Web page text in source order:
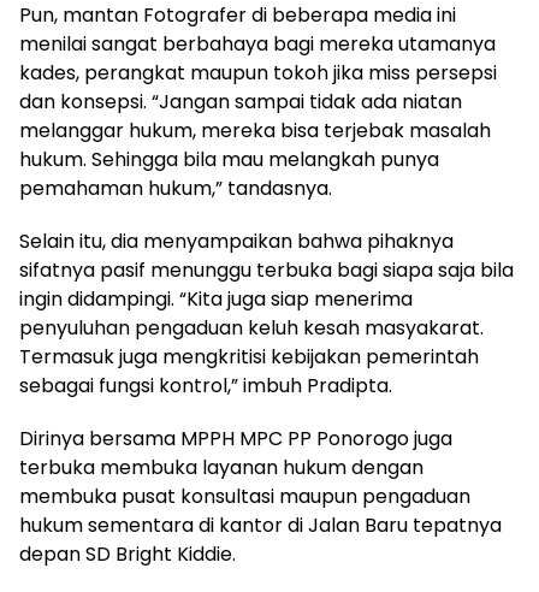
Pun, mantan Fotografer di beberapa media ini
menilai sangat berbahaya bagi mereka utamanya
kades, perangkat maupun tokoh jika miss persepsi
dan konsepsi. “Jangan sampai tidak ada niatan
melanggar hukum, mereka bisa terjebak masalah
hukum. Sehingga bila mau melangkah punya
pemahaman hukum,” tandasnya.
Selain itu, dia menyampaikan bahwa pihaknya
sifatnya pasif menunggu terbuka bagi siapa saja bila
ingin didampingi. “Kita juga siap menerima
penyuluhan pengaduan keluh kesah masyakarat.
Termasuk juga mengkritisi kebijakan pemerintah
sebagai fungsi kontrol,” imbuh Pradipta.
Dirinya bersama MPPH MPC PP Ponorogo juga
terbuka membuka layanan hukum dengan
membuka pusat konsultasi maupun pengaduan
hukum sementara di kantor di Jalan Baru tepatnya
depan SD Bright Kiddie.